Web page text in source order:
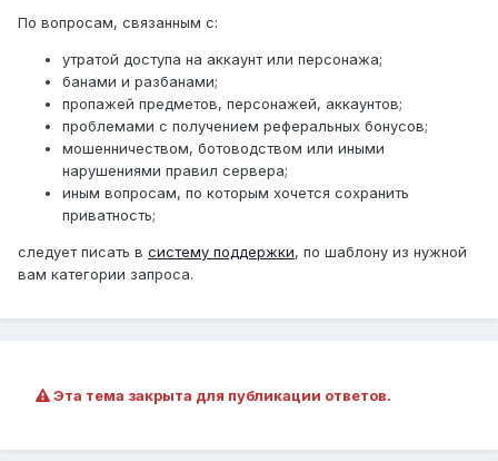
По вопросам, связанным с:
утратой доступа на аккаунт или персонажа;
банами и разбанами;
пропажей предметов, персонажей, аккаунтов;
проблемами с получением реферальных бонусов;
мошенничеством, ботоводством или иными
нарушениями правил сервера;
иным вопросам, по которым хочется сохранить
приватность;
следует писать в систему поддержки, по шаблону из нужной
вам категории запроса.
Эта тема закрыта для публикации ответов.